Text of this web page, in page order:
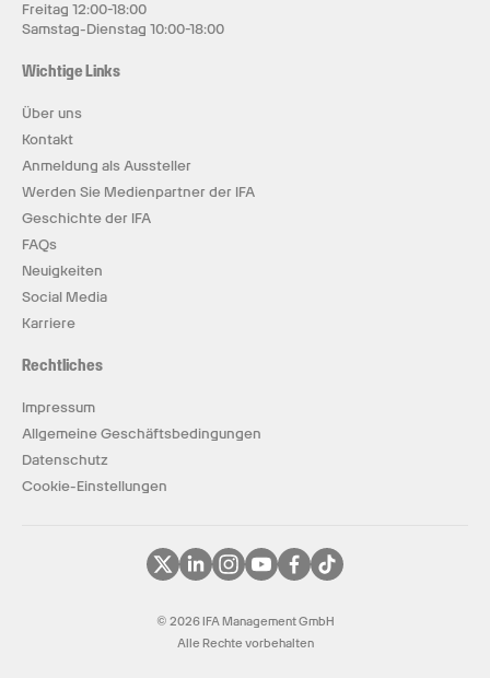
Freitag 12:00-18:00
Samstag-Dienstag 10:00-18:00
Wichtige Links
Über uns
Kontakt
Anmeldung als Aussteller
Werden Sie Medienpartner der IFA
Geschichte der IFA
FAQs
Neuigkeiten
Social Media
Karriere
Rechtliches
Impressum
Allgemeine Geschäftsbedingungen
Datenschutz
Cookie-Einstellungen
© 2026 IFA Management GmbH
Alle Rechte vorbehalten